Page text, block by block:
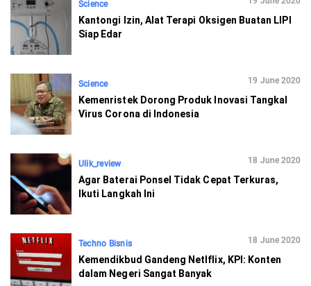
Science
Kantongi Izin, Alat Terapi Oksigen Buatan LIPI
Siap Edar
Science 19 June 2020
Kemenristek Dorong Produk Inovasi Tangkal
Virus Corona di Indonesia
Ulik_review 18 June 2020
Agar Baterai Ponsel Tidak Cepat Terkuras,
Ikuti Langkah Ini
Techno Bisnis 18 June 2020
Kemendikbud Gandeng Netlflix, KPI: Konten
dalam Negeri Sangat Banyak